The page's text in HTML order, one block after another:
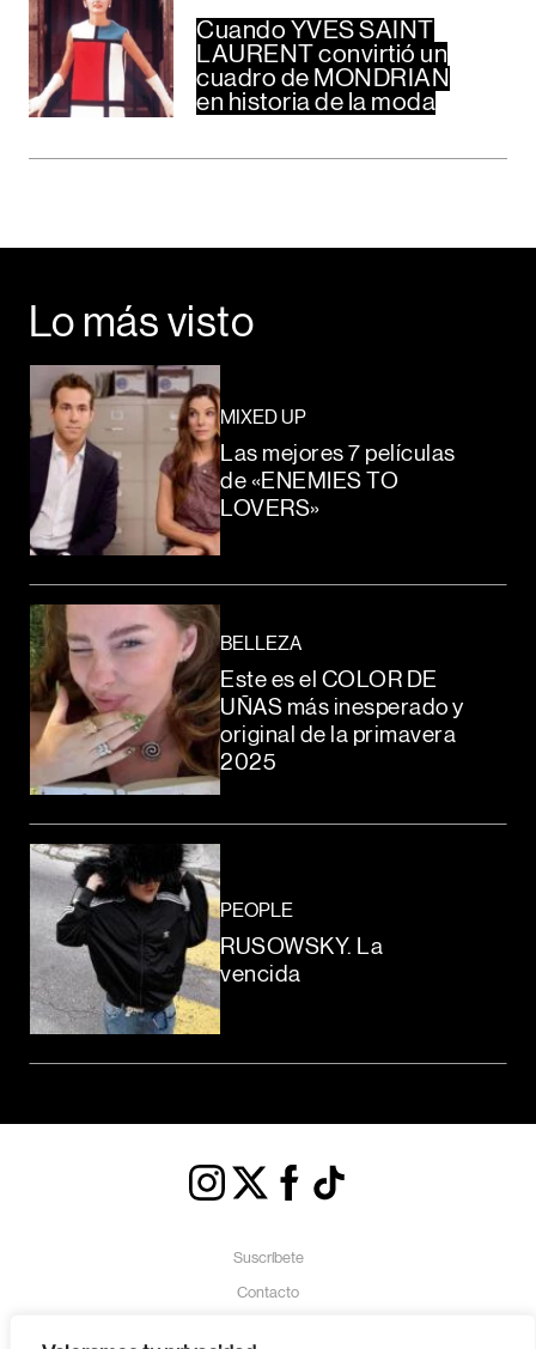
Cuando YVES SAINT
LAURENT convirtió un
cuadro de MONDRIAN
en historia de la moda
Lo más visto
MIXED UP
Las mejores 7 películas
de «ENEMIES TO
LOVERS»
BELLEZA
Este es el COLOR DE
UÑAS más inesperado y
original de la primavera
2025
PEOPLE
RUSOWSKY. La
vencida
Suscríbete
Contacto